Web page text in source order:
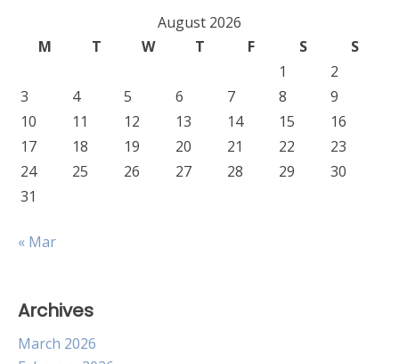
August 2026
M
T W T F S
S
1
2
3
4 5 6 7 8
9
10
11 12 13 14 15
16
17
18 19 20 21 22
23
24
25 26 27 28 29
30
31
« Mar
Archives
March 2026